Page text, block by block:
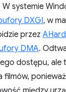
W systemie
DXGI, w
przez
DMA.
dostępu, ale
filmów,